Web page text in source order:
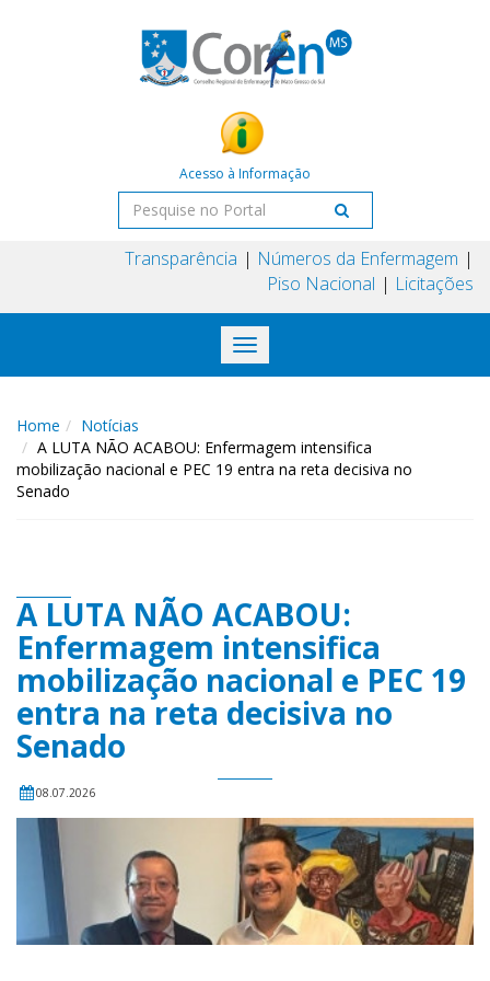
Acesso à Informação
Transparência
Números da Enfermagem
Piso Nacional
Licitações
Toggle
navigation
Home
Notícias
A LUTA NÃO ACABOU: Enfermagem intensifica
mobilização nacional e PEC 19 entra na reta decisiva no
Senado
A LUTA NÃO ACABOU:
Enfermagem intensifica
mobilização nacional e PEC 19
entra na reta decisiva no
Senado
08.07.2026